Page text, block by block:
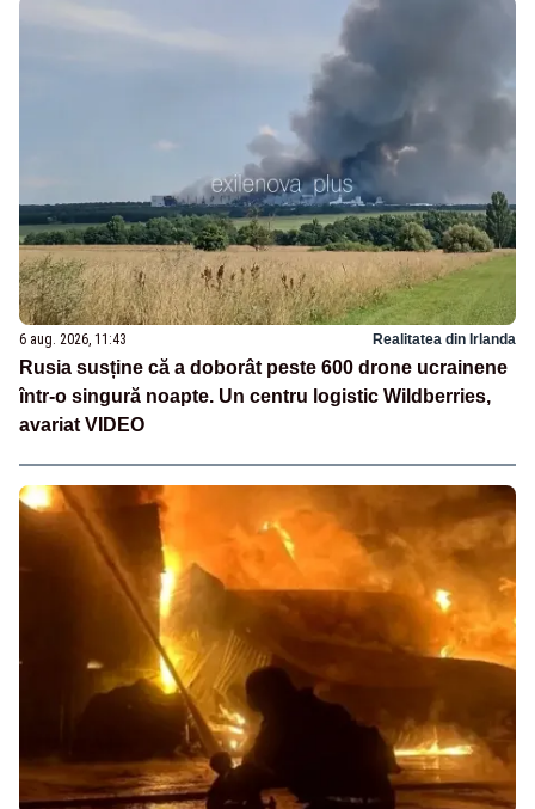
6 aug. 2026, 11:43 Realitatea din Irlanda
Rusia susține că a doborât peste 600 drone ucrainene
într-o singură noapte. Un centru logistic Wildberries,
avariat VIDEO